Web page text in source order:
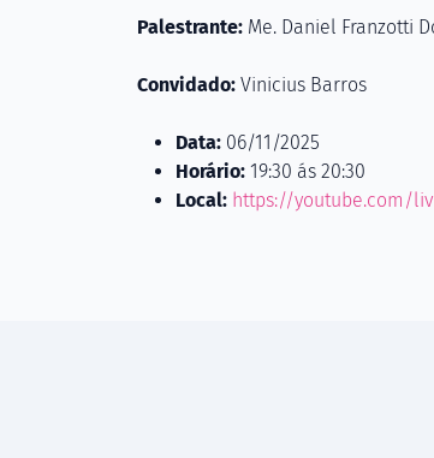
Palestrante: Me. Daniel Franzotti
Convidado: Vinicius Barros
Data: 06/11/2025
Horário: 19:30 ás 20:30
Local: https://youtube.com/